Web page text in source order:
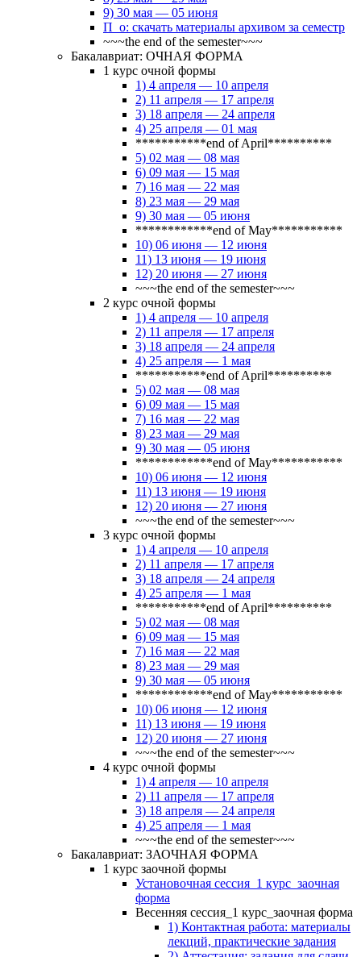
9) 30 мая — 05 июня
П_о: скачать материалы архивом за семестр
~~~the end of the semester~~~
Бакалавриат: ОЧНАЯ ФОРМА
1 курс очной формы
1) 4 апреля — 10 апреля
2) 11 апреля — 17 апреля
3) 18 апреля — 24 апреля
4) 25 апреля — 01 мая
***********end of April**********
5) 02 мая — 08 мая
6) 09 мая — 15 мая
7) 16 мая — 22 мая
8) 23 мая — 29 мая
9) 30 мая — 05 июня
************end of May***********
10) 06 июня — 12 июня
11) 13 июня — 19 июня
12) 20 июня — 27 июня
~~~the end of the semester~~~
2 курс очной формы
1) 4 апреля — 10 апреля
2) 11 апреля — 17 апреля
3) 18 апреля — 24 апреля
4) 25 апреля — 1 мая
***********end of April**********
5) 02 мая — 08 мая
6) 09 мая — 15 мая
7) 16 мая — 22 мая
8) 23 мая — 29 мая
9) 30 мая — 05 июня
************end of May***********
10) 06 июня — 12 июня
11) 13 июня — 19 июня
12) 20 июня — 27 июня
~~~the end of the semester~~~
3 курс очной формы
1) 4 апреля — 10 апреля
2) 11 апреля — 17 апреля
3) 18 апреля — 24 апреля
4) 25 апреля — 1 мая
***********end of April**********
5) 02 мая — 08 мая
6) 09 мая — 15 мая
7) 16 мая — 22 мая
8) 23 мая — 29 мая
9) 30 мая — 05 июня
************end of May***********
10) 06 июня — 12 июня
11) 13 июня — 19 июня
12) 20 июня — 27 июня
~~~the end of the semester~~~
4 курс очной формы
1) 4 апреля — 10 апреля
2) 11 апреля — 17 апреля
3) 18 апреля — 24 апреля
4) 25 апреля — 1 мая
~~~the end of the semester~~~
Бакалавриат: ЗАОЧНАЯ ФОРМА
1 курс заочной формы
Установочная сессия_1 курс_заочная
форма
Весенняя сессия_1 курс_заочная форма
1) Контактная работа: материалы
лекций, практические задания